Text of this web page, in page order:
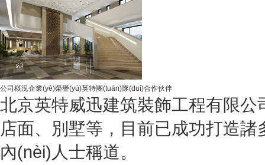
公司概況企業(yè)榮譽(yù)英特團(tuán)隊(duì)合作伙伴
北京英特威迅建筑裝飾工程有限公司
店面、別墅等，目前已成功打
內(nèi)人士稱道。